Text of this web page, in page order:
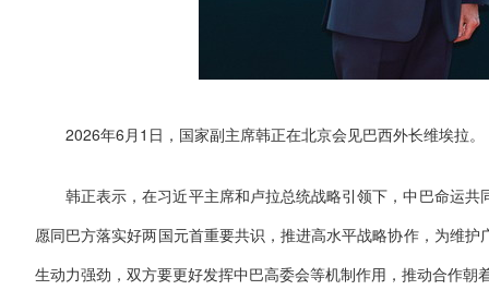
2026年6月1日，国家副主席韩正在北京会见巴西外长维埃拉。
韩正表示，在习近平主席和卢拉总统战略引领下，中巴命运
愿同巴方落实好两国元首重要共识，推进高水平战略协作，为维
生动力强劲，双方要更好发挥中巴高委会等机制作用，推动合作